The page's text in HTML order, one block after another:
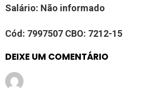
Salário: Não informado
Cód: 7997507 CBO: 7212-15
DEIXE UM COMENTÁRIO